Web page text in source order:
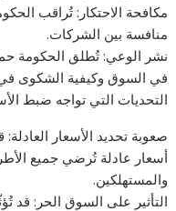
مكافحة الاحتكار: تُراقب
منافسة بين الشركات.
نشر الوعي: تُطلق الحكومة
في السوق وكيفية الشكوى في
التحديات التي تواجه ضبط
صعوبة تحديد الأسعار
أسعار عادلة تُرضي جميع
والمستهلكين.
التأثير على السوق الحر: قد